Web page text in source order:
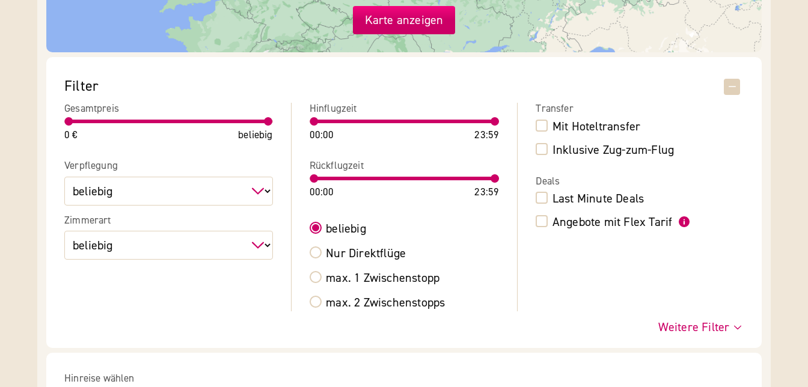
Karte anzeigen
Filter
Gesamtpreis
0 € beliebig
Verpflegung
Zimmerart
Hinflugzeit
00:00 23:59
Rückflugzeit
00:00 23:59
beliebig
Nur Direktflüge
max. 1 Zwischenstopp
max. 2 Zwischenstopps
Transfer
Mit Hoteltransfer
Inklusive Zug-zum-Flug
Deals
Last Minute Deals
Angebote mit Flex Tarif
Weitere Filter
Hinreise wählen